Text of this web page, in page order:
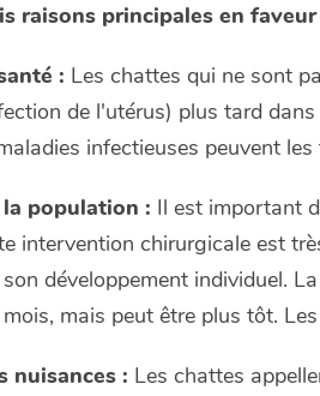
raisons principales en
: Les chattes qui ne sont
de l'utérus) plus tard
infectieuses peuvent
population : Il est important
intervention chirurgicale est
développement individuel.
mais peut être plus tôt.
nuisances : Les chattes